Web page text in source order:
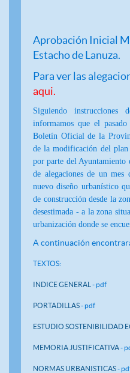
Aprobación Inicial
Estacho de Lanuza.
Para ver las
aqui.
Siguiendo instrucciones
informamos que el
Boletín Oficial de la
de la modificación del
por parte del
de alegaciones de un mes
nuevo diseño urbanístico
de construcción desde la
desestimada - a la zona
urbanización donde se
A continuación
TEXTOS:
INDICE GENERAL - pdf
PORTADILLAS- pdf
ESTUDIO SOSTENIBILIDAD
MEMORIA JUSTIFICATIVA-
NORMAS URBANISTICAS-